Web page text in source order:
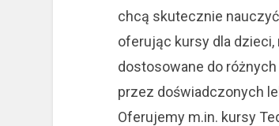
chcą skutecznie
oferując kursy dla dzieci,
dostosowane do
przez doświadczonych
Oferujemy m.in. kursy